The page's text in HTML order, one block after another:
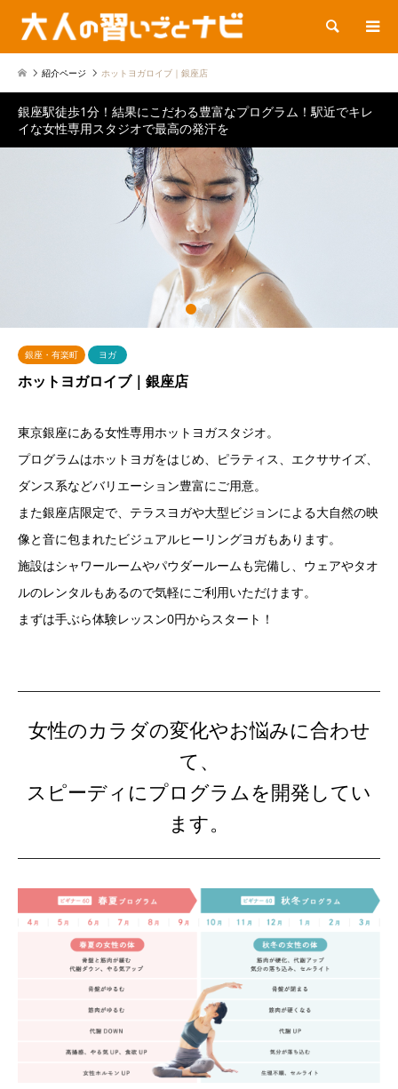
検索
紹介ページ ホットヨガロイブ｜銀座店
銀座駅徒歩1分！結果にこだわる豊富なプログラム！駅近でキレ
イな女性専用スタジオで最高の発汗を
銀座・有楽町 ヨガ
ホットヨガロイブ｜銀座店
東京銀座にある女性専用ホットヨガスタジオ。
プログラムはホットヨガをはじめ、ピラティス、エクササイズ、
ダンス系などバリエーション豊富にご用意。
また銀座店限定で、テラスヨガや大型ビジョンによる大自然の映
像と音に包まれたビジュアルヒーリングヨガもあります。
施設はシャワールームやパウダールームも完備し、ウェアやタオ
ルのレンタルもあるので気軽にご利用いただけます。
まずは手ぶら体験レッスン0円からスタート！
女性のカラダの変化やお悩みに合わせ
て、
スピーディにプログラムを開発してい
ます。